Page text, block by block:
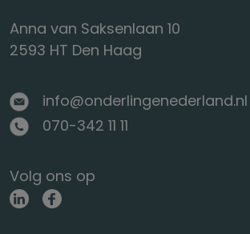
Anna van Saksenlaan 10
2593 HT Den Haag
info@onderlingenederland.nl
070-342 11 11
Volg ons op